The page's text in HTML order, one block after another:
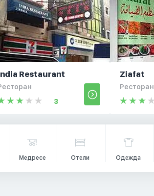
Restaurant
3
Ziafat
Ресторан
Медресе Отели Одежда